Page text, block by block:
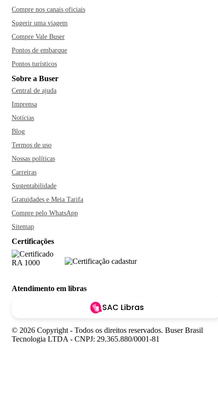
Compre nos canais oficiais
Sugerir uma viagem
Compre Vale Buser
Pontos de embarque
Pontos turísticos
Sobre a Buser
Central de ajuda
Imprensa
Notícias
Blog
Termos de uso
Nossas políticas
Carreiras
Sustentabilidade
Gratuidades e Meia Tarifa
Compre pelo WhatsApp
Sitemap
Certificações
Atendimento em libras
SAC Libras
© 2026 Copyright - Todos os direitos reservados. Buser Brasil
Tecnologia LTDA - CNPJ: 29.365.880/0001-81